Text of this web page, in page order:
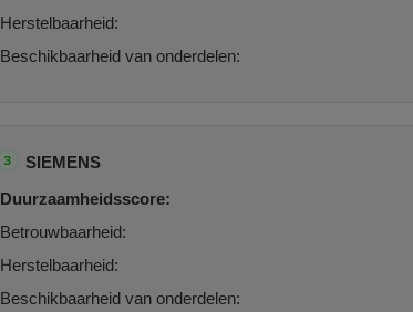
Herstelbaarheid:
Beschikbaarheid van onderdelen:
SIEMENS
Duurzaamheidsscore:
Betrouwbaarheid:
Herstelbaarheid:
Beschikbaarheid van onderdelen: